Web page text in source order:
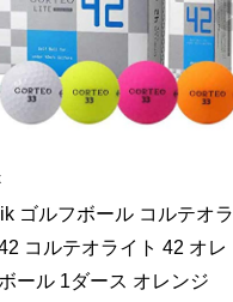
ゴルフボール コルテオラ
コルテオライト 42 オレ
ール 1ダース オレンジ